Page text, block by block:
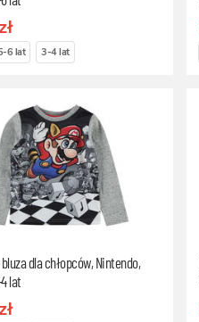
6 lat 3-4 lat
dla chłopców, Nintendo,
lat